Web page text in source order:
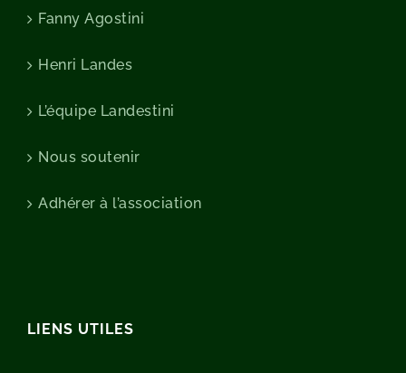
Fanny Agostini
Henri Landes
L’équipe Landestini
Nous soutenir
Adhérer à l’association
LIENS UTILES